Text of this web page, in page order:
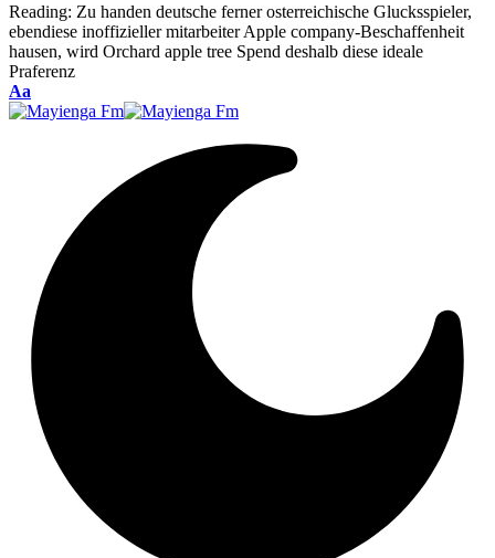
Reading: Zu handen deutsche ferner osterreichische Glucksspieler,
ebendiese inoffizieller mitarbeiter Apple company-Beschaffenheit
hausen, wird Orchard apple tree Spend deshalb diese ideale
Praferenz
Font
Resizer
Aa